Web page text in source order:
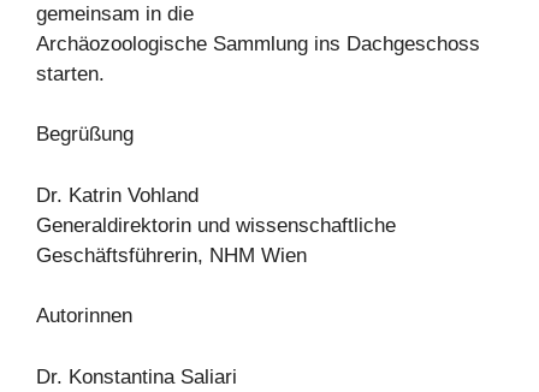
gemeinsam in die
Archäozoologische Sammlung ins Dachgeschoss
starten.
Begrüßung
Dr. Katrin Vohland
Generaldirektorin und wissenschaftliche
Geschäftsführerin, NHM Wien
Autorinnen
Dr. Konstantina Saliari